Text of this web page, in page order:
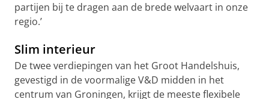
partijen bij te dragen aan de brede welvaart in onze
regio.’
Slim interieur
De twee verdiepingen van het Groot Handelshuis,
gevestigd in de voormalige V&D midden in het
centrum van Groningen, krijgt de meeste flexibele